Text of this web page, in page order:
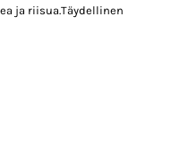
ja riisua.Täydellinen